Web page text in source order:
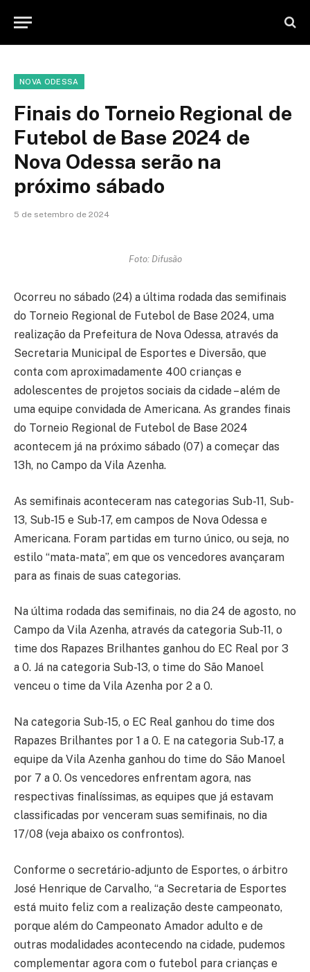
NOVA ODESSA
Finais do Torneio Regional de
Futebol de Base 2024 de
Nova Odessa serão na
próximo sábado
5 de setembro de 2024
Foto: Difusão
Ocorreu no sábado (24) a última rodada das semifinais
do Torneio Regional de Futebol de Base 2024, uma
realização da Prefeitura de Nova Odessa, através da
Secretaria Municipal de Esportes e Diversão, que
conta com aproximadamente 400 crianças e
adolescentes de projetos sociais da cidade – além de
uma equipe convidada de Americana. As grandes finais
do Torneio Regional de Futebol de Base 2024
acontecem já na próximo sábado (07) a começar das
13h, no Campo da Vila Azenha.
As semifinais aconteceram nas categorias Sub-11, Sub-
13, Sub-15 e Sub-17, em campos de Nova Odessa e
Americana. Foram partidas em turno único, ou seja, no
estilo “mata-mata”, em que os vencedores avançaram
para as finais de suas categorias.
Na última rodada das semifinais, no dia 24 de agosto, no
Campo da Vila Azenha, através da categoria Sub-11, o
time dos Rapazes Brilhantes ganhou do EC Real por 3
a 0. Já na categoria Sub-13, o time do São Manoel
venceu o time da Vila Azenha por 2 a 0.
Na categoria Sub-15, o EC Real ganhou do time dos
Rapazes Brilhantes por 1 a 0. E na categoria Sub-17, a
equipe da Vila Azenha ganhou do time do São Manoel
por 7 a 0. Os vencedores enfrentam agora, nas
respectivas finalíssimas, as equipes que já estavam
classificadas por venceram suas semifinais, no dia
17/08 (veja abaixo os confrontos).
Conforme o secretário-adjunto de Esportes, o árbitro
José Henrique de Carvalho, “a Secretaria de Esportes
está muito feliz com a realização deste campeonato,
porque além do Campeonato Amador adulto e de
outras modalidades acontecendo na cidade, pudemos
complementar agora com o futebol para crianças e